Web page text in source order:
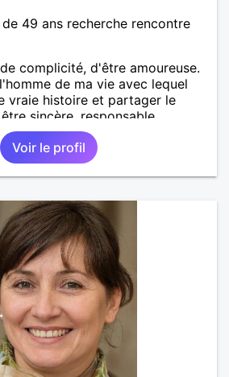
49 ans recherche rencontre
complicité, d'être amoureuse.
de ma vie avec lequel
vraie histoire et partager le
sincère, responsable,
fort de caractère et avec le
saura me chouchouter et me
donner son amour et attention.
et à bientôt...
Voir le profil